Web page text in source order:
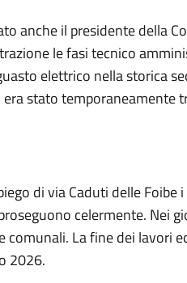
anche il presidente della
le fasi tecnico
elettrico nella storica
stato temporaneamente
di via Caduti delle Foibe
celermente. Nei
La fine dei lavori
2026.